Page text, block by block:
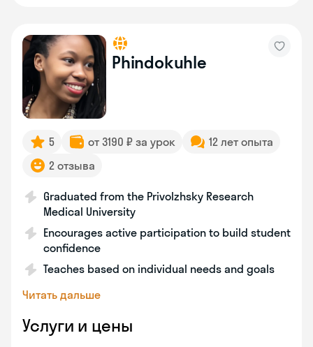
Phindokuhle
5 от 3190 ₽ за урок
12 лет опыта
2 отзыва
Graduated from the Privolzhsky Research
Medical University
Encourages active participation to build student
confidence
Teaches based on individual needs and goals
Читать дальше
Услуги и цены